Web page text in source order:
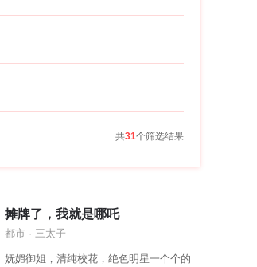
共31个筛选结果
摊牌了，我就是哪吒
都市 · 三太子
妩媚御姐，清纯校花，绝色明星一个个的